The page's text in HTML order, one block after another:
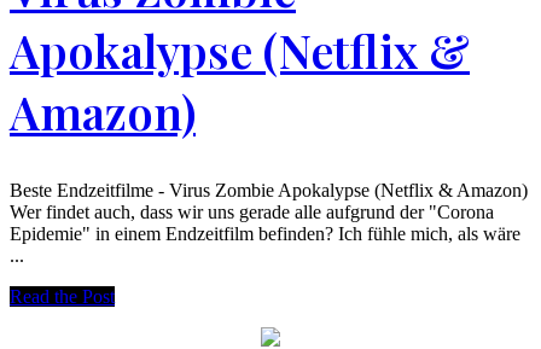
Apokalypse (Netflix &
Amazon)
Beste Endzeitfilme - Virus Zombie Apokalypse (Netflix & Amazon)
Wer findet auch, dass wir uns gerade alle aufgrund der "Corona
Epidemie" in einem Endzeitfilm befinden? Ich fühle mich, als wäre
...
Read the Post